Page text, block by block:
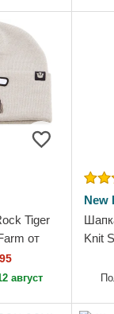
Tiger
от
август
New
Knit